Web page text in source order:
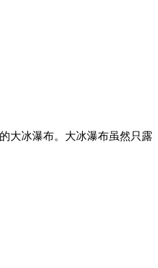
大冰瀑布。大冰瀑布虽然只露